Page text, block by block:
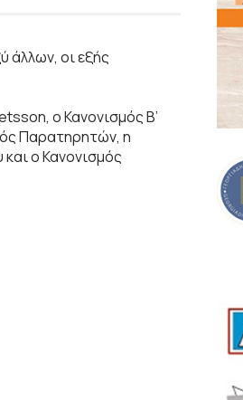
άλλων, οι εξής
ο Κανονισμός Β’
Παρατηρητών, η
ο Κανονισμός